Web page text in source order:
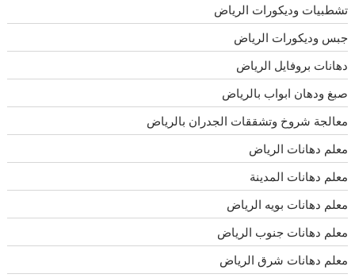
تشطبيات وديكورات الرياض
جبس وديكورات الرياض
دهانات بروفايل الرياض
صبغ ودهان ابواب بالرياض
معالجة شروخ وتشققات الجدران بالرياض
معلم دهانات الرياض
معلم دهانات المدينة
معلم دهانات بويه الرياض
معلم دهانات جنوب الرياض
معلم دهانات شرق الرياض